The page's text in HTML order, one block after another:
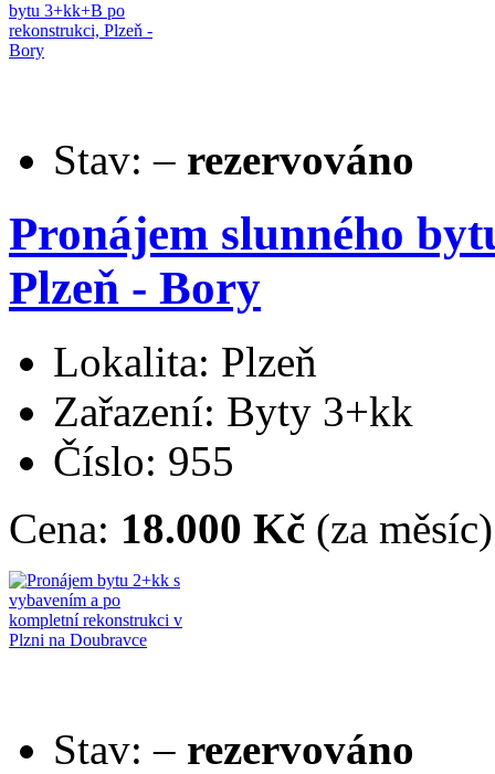
Stav: – rezervováno
Pronájem slunného
Plzeň - Bory
Lokalita: Plzeň
Zařazení: Byty 3+kk
Číslo: 955
Cena: 18.000 Kč (za měsíc)
Stav: – rezervováno